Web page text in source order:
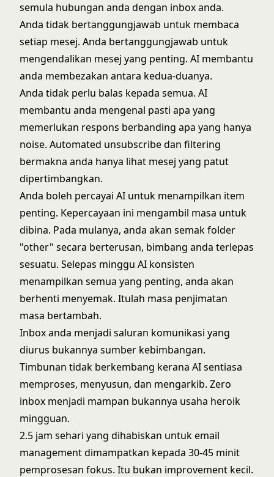
semula hubungan anda dengan inbox anda.
Anda tidak bertanggungjawab untuk membaca
setiap mesej. Anda bertanggungjawab untuk
mengendalikan mesej yang penting. AI membantu
anda membezakan antara kedua-duanya.
Anda tidak perlu balas kepada semua. AI
membantu anda mengenal pasti apa yang
memerlukan respons berbanding apa yang hanya
noise. Automated unsubscribe dan filtering
bermakna anda hanya lihat mesej yang patut
dipertimbangkan.
Anda boleh percayai AI untuk menampilkan item
penting. Kepercayaan ini mengambil masa untuk
dibina. Pada mulanya, anda akan semak folder
"other" secara berterusan, bimbang anda terlepas
sesuatu. Selepas minggu AI konsisten
menampilkan semua yang penting, anda akan
berhenti menyemak. Itulah masa penjimatan
masa bertambah.
Inbox anda menjadi saluran komunikasi yang
diurus bukannya sumber kebimbangan.
Timbunan tidak berkembang kerana AI sentiasa
memproses, menyusun, dan mengarkib. Zero
inbox menjadi mampan bukannya usaha heroik
mingguan.
2.5 jam sehari yang dihabiskan untuk email
management dimampatkan kepada 30-45 minit
pemprosesan fokus. Itu bukan improvement kecil.